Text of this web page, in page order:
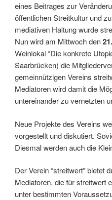
eines Beitrages zur
öffentlichen Streitkultur und
mediativen Haltung wurde
Nun wird am Mittwoch den
Weinlokal “Die konkrete
Saarbrücken) die
gemeinnützigen Vereins
Mediatoren wird damit die
untereinander zu vernetzten
Neue Projekte des Vereins
vorgestellt und diskutiert.
Diesmal werden auch die
Der Verein “streitwert” bietet
Mediatoren, die für streitwert
unter bestimmten